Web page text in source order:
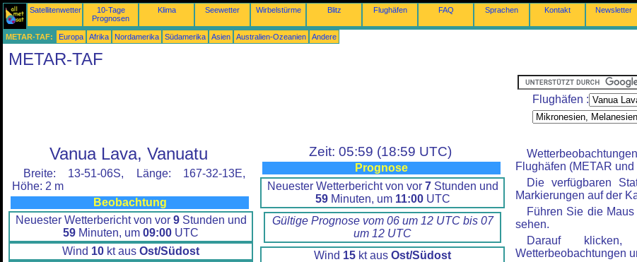
Satellitenwetter
10-Tage
Prognosen
Klima Seewetter Wirbelstürme Blitz Flughäfen FAQ Sprachen Kontakt Newsletter
METAR-TAF: Europa Afrika Nordamerika Südamerika Asien Australien-Ozeanien Andere
METAR-TAF
Flughäfen :
Vanua Lava, Vanuatu
Breite: 13-51-06S, Länge: 167-32-13E,
Höhe: 2 m
Beobachtung
Neuester Wetterbericht von vor 9Stunden und
59 Minuten, um 09:00 UTC
Wind 10 kt aus Ost/Südost
Zeit: 05:59 (18:59 UTC)
Prognose
Neuester Wetterbericht von vor 7Stunden und
59Minuten, um 11:00UTC
Gültige Prognose vom 06 um 12 UTC bis 07
um 12 UTC
Wind 15 kt aus Ost/Südost
Flughäfen (METAR und
Die verfügbaren
Markierungen auf der
Führen Sie die
sehen.
Darauf
Wetterbeobachtungen